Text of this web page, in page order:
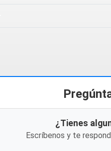
¿Tienes
Escríbenos y te